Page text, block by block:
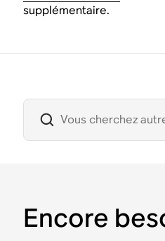
supplémentaire.
Encore